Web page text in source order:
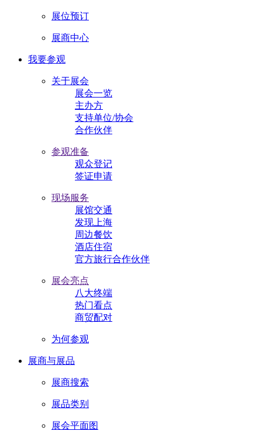
展位预订
展商中心
我要参观
关于展会
展会一览
主办方
支持单位/协会
合作伙伴
参观准备
观众登记
签证申请
现场服务
展馆交通
发现上海
周边餐饮
酒店住宿
官方旅行合作伙伴
展会亮点
八大终端
热门看点
商贸配对
为何参观
展商与展品
展商搜索
展品类别
展会平面图